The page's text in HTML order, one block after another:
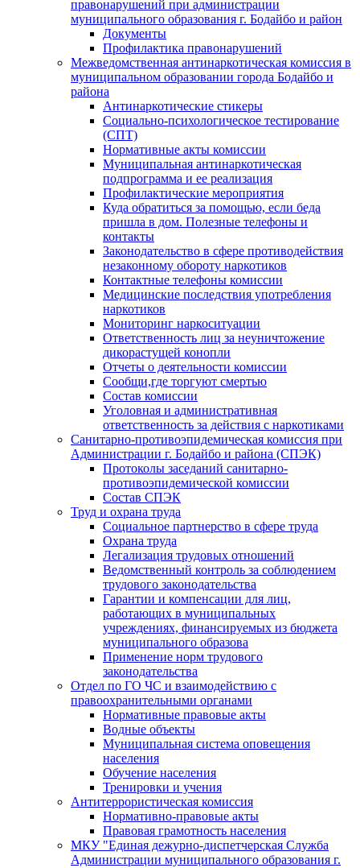
правонарушений при администрации
муниципального образования г. Бодайбо и район
Документы
Профилактика правонарушений
Межведомственная антинаркотическая комиссия в
муниципальном образовании города Бодайбо и
района
Антинаркотические стикеры
Социально-психологическое тестирование
(СПТ)
Нормативные акты комиссии
Муниципальная антинаркотическая
подпрограмма и ее реализация
Профилактические мероприятия
Куда обратиться за помощью, если беда
пришла в дом. Полезные телефоны и
контакты
Законодательство в сфере противодействия
незаконному обороту наркотиков
Контактные телефоны комиссии
Медицинские последствия употребления
наркотиков
Мониторинг наркоситуации
Ответственность лиц за неуничтожение
дикорастущей конопли
Отчеты о деятельности комиссии
Сообщи,где торгуют смертью
Состав комиссии
Уголовная и административная
ответственность за действия с наркотиками
Санитарно-противоэпидемическая комиссия при
Администрации г. Бодайбо и района (СПЭК)
Протоколы заседаний санитарно-
противоэпидемической комиссии
Состав СПЭК
Труд и охрана труда
Социальное партнерство в сфере труда
Охрана труда
Легализация трудовых отношений
Ведомственный контроль за соблюдением
трудового законодательства
Гарантии и компенсации для лиц,
работающих в муниципальных
учреждениях, финансируемых из бюджета
муниципального образова
Применение норм трудового
законодательства
Отдел по ГО ЧС и взаимодействию с
правоохранительными органами
Нормативные правовые акты
Водные объекты
Муниципальная система оповещения
населения
Обучение населения
Тренировки и учения
Антитеррористическая комиссия
Нормативно-правовые акты
Правовая грамотность населения
МКУ "Единая дежурно-диспетчерская Служба
Администрации муниципального образования г.